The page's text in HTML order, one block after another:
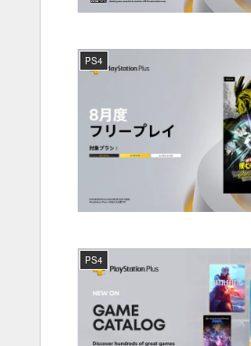
PS4
PS4